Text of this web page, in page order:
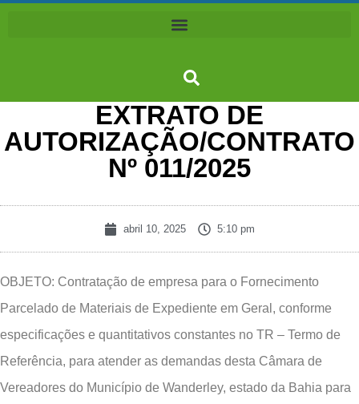
EXTRATO DE
AUTORIZAÇÃO/CONTRATO
Nº 011/2025
abril 10, 2025 5:10 pm
OBJETO: Contratação de empresa para o Fornecimento
Parcelado de Materiais de Expediente em Geral, conforme
especificações e quantitativos constantes no TR – Termo de
Referência, para atender as demandas desta Câmara de
Vereadores do Município de Wanderley, estado da Bahia para